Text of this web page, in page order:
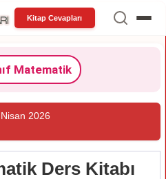
Kitap Cevapları
Matematik
2026
Ders Kitabı